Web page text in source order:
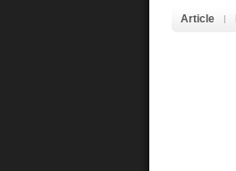
Article |